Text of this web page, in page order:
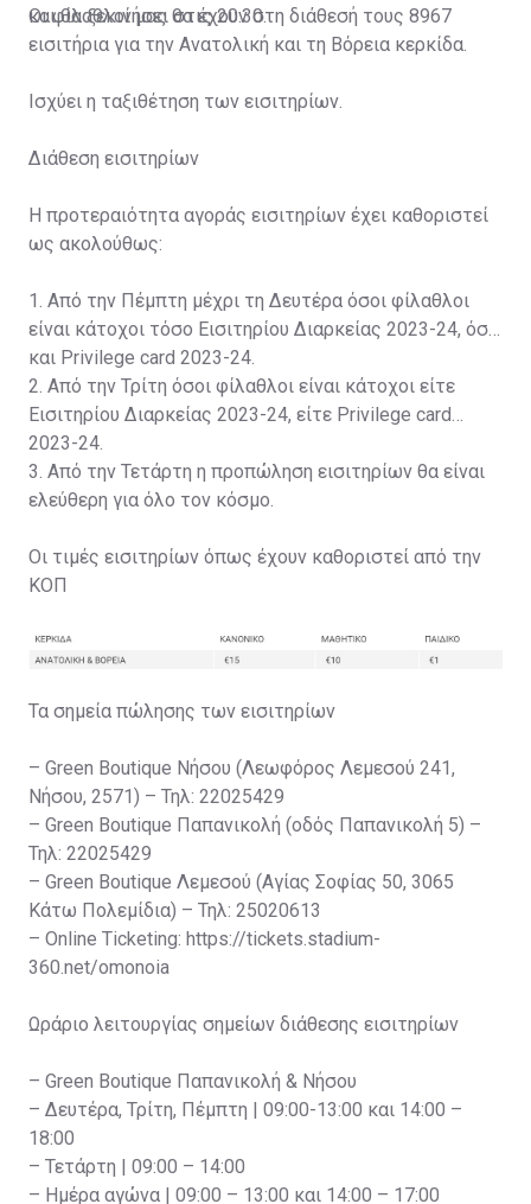
και θα ξεκινήσει στις 20:30.
Οι φίλαθλοί μας θα έχουν στη διάθεσή τους 8967
εισιτήρια για την Ανατολική και τη Βόρεια κερκίδα.
Ισχύει η ταξιθέτηση των εισιτηρίων.
Διάθεση εισιτηρίων
Η προτεραιότητα αγοράς εισιτηρίων έχει καθοριστεί
ως ακολούθως:
1. Από την Πέμπτη μέχρι τη Δευτέρα όσοι φίλαθλοι
είναι κάτοχοι τόσο Εισιτηρίου Διαρκείας 2023-24, όσο
και Privilege card 2023-24.
2. Από την Τρίτη όσοι φίλαθλοι είναι κάτοχοι είτε
Εισιτηρίου Διαρκείας 2023-24, είτε Privilege card
2023-24.
3. Από την Τετάρτη η προπώληση εισιτηρίων θα είναι
ελεύθερη για όλο τον κόσμο.
Οι τιμές εισιτηρίων όπως έχουν καθοριστεί από την
ΚΟΠ
Τα σημεία πώλησης των εισιτηρίων
– Green Boutique Νήσου (Λεωφόρος Λεμεσού 241,
Νήσου, 2571) – Τηλ: 22025429
– Green Boutique Παπανικολή (οδός Παπανικολή 5) –
Τηλ: 22025429
– Green Boutique Λεμεσού (Αγίας Σοφίας 50, 3065
Κάτω Πολεμίδια) – Τηλ: 25020613
– Online Ticketing: https://tickets.stadium-
360.net/omonoia
Ωράριο λειτουργίας σημείων διάθεσης εισιτηρίων
– Green Boutique Παπανικολή & Νήσου
– Δευτέρα, Τρίτη, Πέμπτη | 09:00-13:00 και 14:00 –
18:00
– Τετάρτη | 09:00 – 14:00
– Ημέρα αγώνα | 09:00 – 13:00 και 14:00 – 17:00